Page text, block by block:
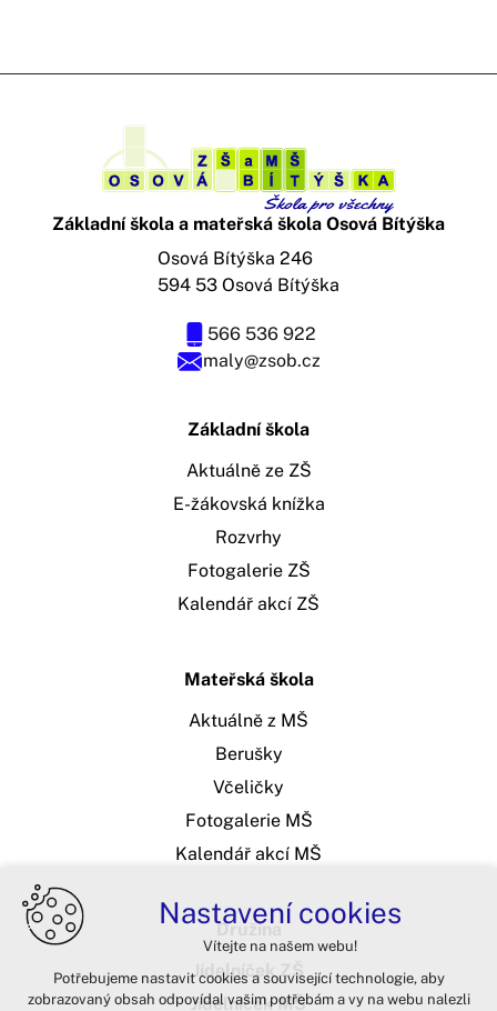
Základní škola a mateřská škola Osová Bítýška
maly@zsob.cz
566 536 922
Osová Bítýška 246
594 53 Osová Bítýška
Základní škola
Aktuálně ze ZŠ
E-žákovská knížka
Rozvrhy
Fotogalerie ZŠ
Kalendář akcí ZŠ
Mateřská škola
Aktuálně z MŠ
Berušky
Včeličky
Fotogalerie MŠ
Kalendář akcí MŠ
Družina
Jídelníček ZŠ
Jídelníček MŠ
Nastavení cookies
Vítejte na našem webu!
Potřebujeme nastavit cookies a související technologie, aby
zobrazovaný obsah odpovídal vašim potřebám a vy na webu nalezli